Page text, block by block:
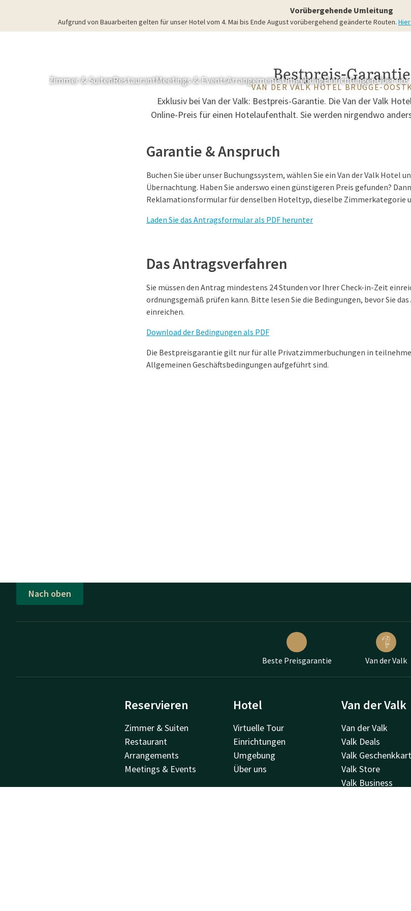
Vorübergehende Umleitung
Aufgrund von Bauarbeiten gelten für unser Hotel vom 4. Mai bis Ende August vorübergehend geänderte Routen.
Zimmer & SuitenRestaurantMeetings & EventsArrangementsUmgebungEinrichtungenÜber uns
Bestpreis-Garantie
VAN DER VALK HOTEL BRUGGE-
Exklusiv bei Van der Valk: Bestpreis-Garantie. Die Van der Valk
Online-Preis für einen Hotelaufenthalt. Sie werden nirgendwo
Garantie & Anspruch
Buchen Sie über unser Buchungssystem, wählen Sie ein Van der Valk Hotel
Übernachtung. Haben Sie anderswo einen günstigeren Preis gefunden?
Reklamationsformular für denselben Hoteltyp, dieselbe Zimmerkategorie
Laden Sie das Antragsformular als PDF herunter
Das Antragsverfahren
Sie müssen den Antrag mindestens 24 Stunden vor Ihrer Check-in-Zeit
ordnungsgemäß prüfen kann. Bitte lesen Sie die Bedingungen, bevor Sie
einreichen.
Download der Bedingungen als PDF
Die Bestpreisgarantie gilt nur für alle Privatzimmerbuchungen in
Allgemeinen Geschäftsbedingungen aufgeführt sind.
Nach oben
Beste Preisgarantie Van der Valk
Reservieren
Zimmer & Suiten
Restaurant
Arrangements
Meetings & Events
Hotel
Virtuelle Tour
Einrichtungen
Umgebung
Über uns
Van der Valk
Van der Valk
Valk Deals
Valk
Valk Store
Valk Business